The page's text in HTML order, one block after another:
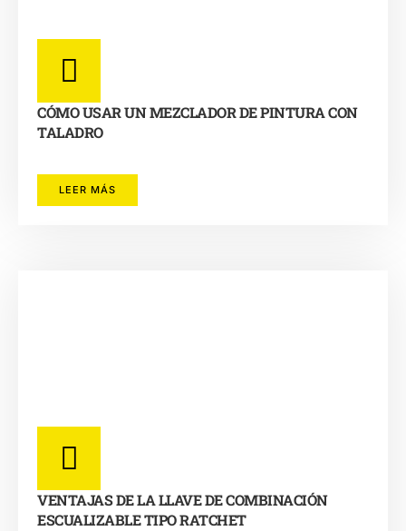
CÓMO USAR UN MEZCLADOR DE PINTURA CON
TALADRO
LEER MÁS
VENTAJAS DE LA LLAVE DE COMBINACIÓN
ESCUALIZABLE TIPO RATCHET